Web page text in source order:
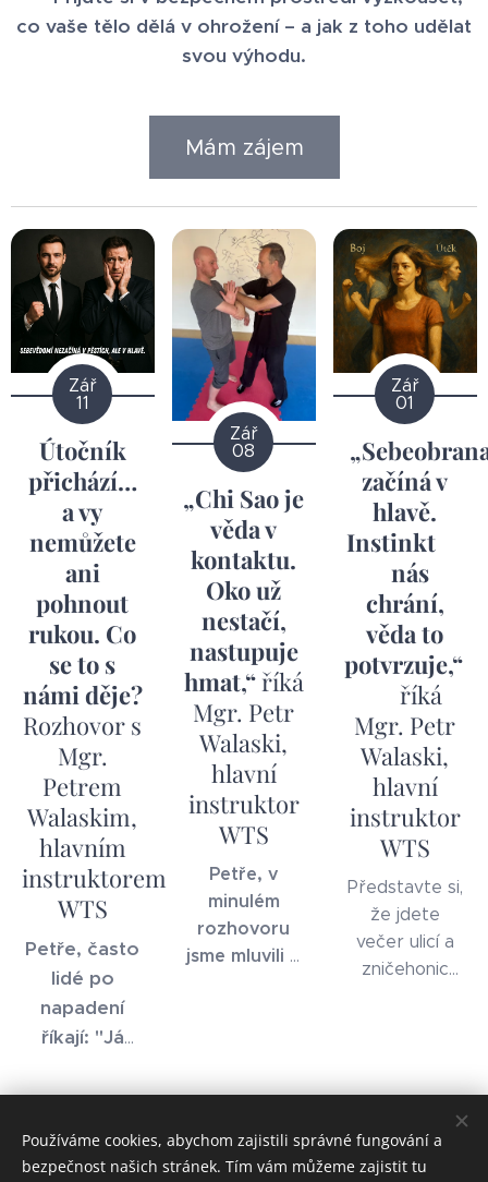
co vaše tělo dělá v ohrožení – a jak z toho udělat
svou výhodu.
Mám zájem
Zář
11
Útočník
přichází…
a vy
nemůžete
ani
pohnout
rukou. Co
se to s
námi děje?
Rozhovor s
Mgr.
Petrem
Walaskim,
hlavním
instruktorem
WTS
Petře, často
lidé po
napadení
říkají: "Já
ztuhl, nic
neudělal." Je
Zář
08
„Chi Sao je
věda v
kontaktu.
Oko už
nestačí,
nastupuje
hmat,“říká
Mgr. Petr
Walaski,
hlavní
instruktor
WTS
Petře, v
minulém
rozhovoru
jsme mluvili o
Zář
01
začíná v
hlavě.
Instinkt
nás
chrání,
věda to
potvrzuje,“
říká
Mgr. Petr
Walaski,
hlavní
instruktor
WTS
Představte si,
že jdete
večer ulicí a
zničehonic
zareagovat?
Nebo jen
Používáme cookies, abychom zajistili správné fungování a
bezpečnost našich stránek. Tím vám můžeme zajistit tu